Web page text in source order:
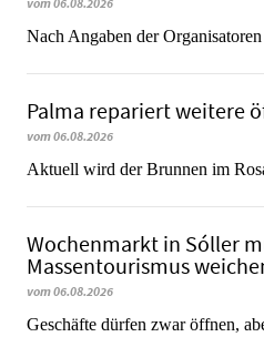
Nach Angaben der
Palma repariert weitere
vom 06.08.2026
Aktuell wird der Brunnen im
Wochenmarkt in Sóller
Massentourismus
vom 06.08.2026
Geschäfte dürfen zwar öffnen,